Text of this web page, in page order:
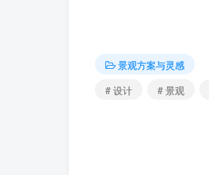
景观方案与灵感
# 设计
# 景观